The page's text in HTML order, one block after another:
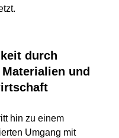
durch
und
hin zu einem
Umgang mit